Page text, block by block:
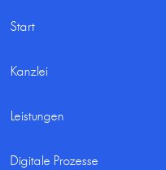
Start
Kanzlei
Leistungen
Digitale Prozesse